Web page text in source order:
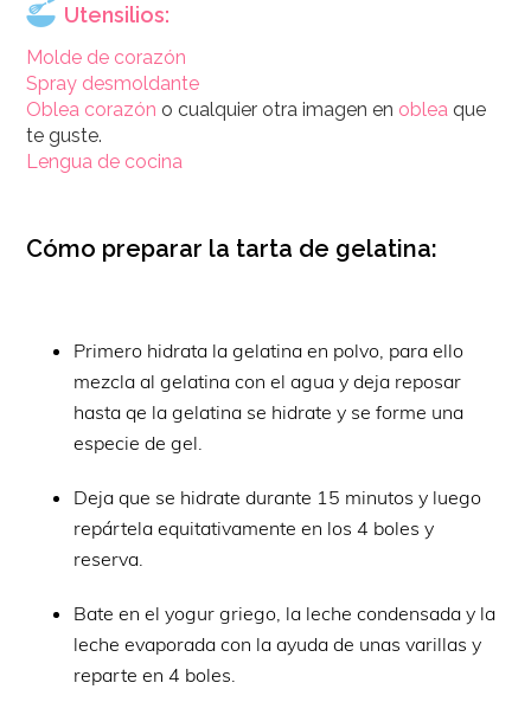
Utensilios:
Molde de corazón
Spray desmoldante
Oblea corazón o cualquier otra imagen en oblea que
te guste.
Lengua de cocina
Cómo preparar la tarta de gelatina:
Primero hidrata la gelatina en polvo, para ello
mezcla al gelatina con el agua y deja reposar
hasta qe la gelatina se hidrate y se forme una
especie de gel.
Deja que se hidrate durante 15 minutos y luego
repártela equitativamente en los 4 boles y
reserva.
Bate en el yogur griego, la leche condensada y la
leche evaporada con la ayuda de unas varillas y
reparte en 4 boles.